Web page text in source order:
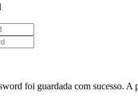
foi guardada com sucesso.